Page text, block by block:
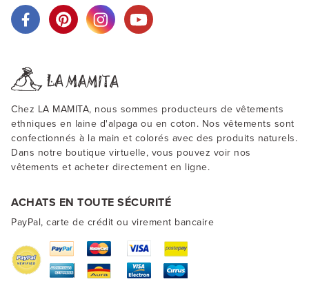
Chez LA MAMITA, nous sommes producteurs de vêtements
ethniques en laine d'alpaga ou en coton. Nos vêtements sont
confectionnés à la main et colorés avec des produits naturels.
Dans notre boutique virtuelle, vous pouvez voir nos
vêtements et acheter directement en ligne.
ACHATS EN TOUTE SÉCURITÉ
PayPal, carte de crédit ou virement bancaire